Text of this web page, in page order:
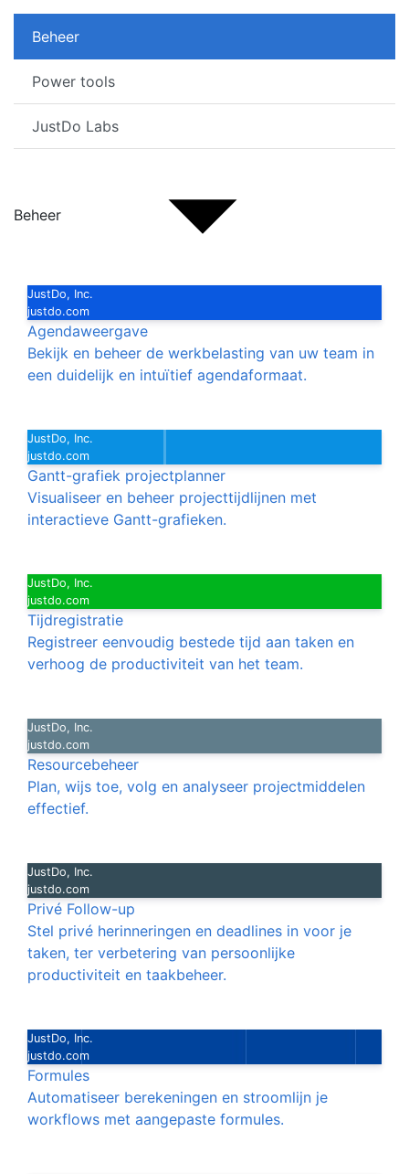
Beheer
Power tools
JustDo Labs
Beheer
JustDo, Inc.
justdo.com
Agendaweergave
Bekijk en beheer de werkbelasting van uw team in
een duidelijk en intuïtief agendaformaat.
JustDo, Inc.
justdo.com
Gantt-grafiek projectplanner
Visualiseer en beheer projecttijdlijnen met
interactieve Gantt-grafieken.
JustDo, Inc.
justdo.com
Tijdregistratie
Registreer eenvoudig bestede tijd aan taken en
verhoog de productiviteit van het team.
JustDo, Inc.
justdo.com
Resourcebeheer
Plan, wijs toe, volg en analyseer projectmiddelen
effectief.
JustDo, Inc.
justdo.com
Privé Follow-up
Stel privé herinneringen en deadlines in voor je
taken, ter verbetering van persoonlijke
productiviteit en taakbeheer.
JustDo, Inc.
justdo.com
Formules
Automatiseer berekeningen en stroomlijn je
workflows met aangepaste formules.